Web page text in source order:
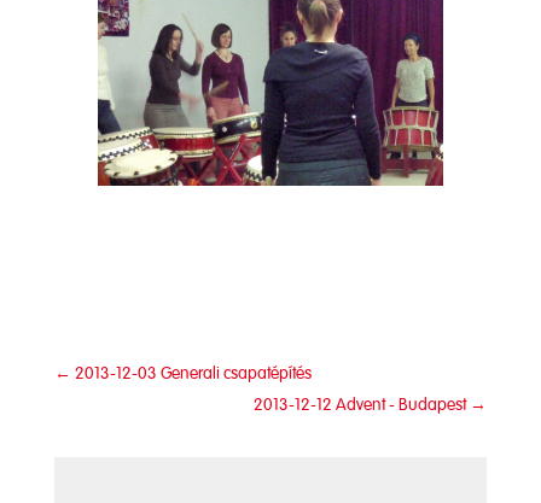
← 2013-12-03 Generali csapatépítés
2013-12-12 Advent - Budapest→